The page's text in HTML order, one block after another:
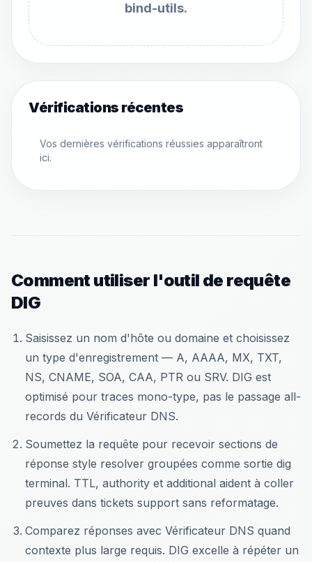
bind-utils.
Vérifications récentes
Vos dernières vérifications réussies apparaîtront
ici.
Comment utiliser l'outil de requête
DIG
Saisissez un nom d'hôte ou domaine et choisissez
un type d'enregistrement — A, AAAA, MX, TXT,
NS, CNAME, SOA, CAA, PTR ou SRV. DIG est
optimisé pour traces mono-type, pas le passage all-
records du Vérificateur DNS.
Soumettez la requête pour recevoir sections de
réponse style resolver groupées comme sortie dig
terminal. TTL, authority et additional aident à coller
preuves dans tickets support sans reformatage.
Comparez réponses avec Vérificateur DNS quand
contexte plus large requis. DIG excelle à répéter un